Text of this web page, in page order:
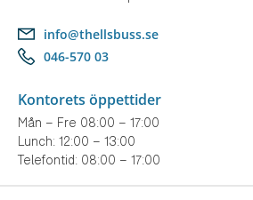
info@thellsbuss.se
046-570 03
Kontorets öppettider
Mån – Fre 08:00 – 17:00
Lunch: 12:00 – 13:00
Telefontid: 08:00 – 17:00